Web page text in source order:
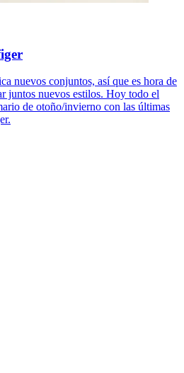
nuevos conjuntos, así que es hora de
juntos nuevos estilos. Hoy todo el
de otoño/invierno con las últimas